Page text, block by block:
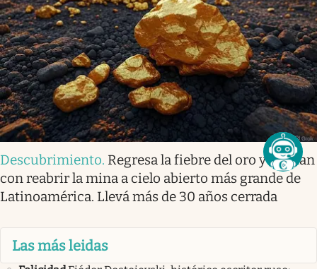
Descubrimiento. Regresa la fiebre del oro y sueñan
con reabrir la mina a cielo abierto más grande de
Latinoamérica. Llevá más de 30 años cerrada
Las más leidas